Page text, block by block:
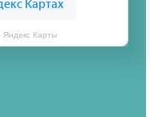
Яндекс Карты